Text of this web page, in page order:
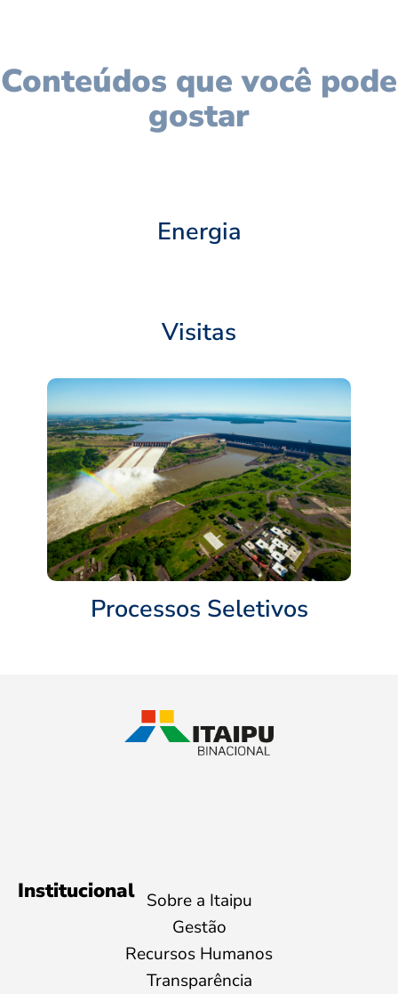
Conteúdos que você pode
gostar
Energia
Visitas
Processos Seletivos
Institucional Sobre a Itaipu
Gestão
Recursos Humanos
Transparência